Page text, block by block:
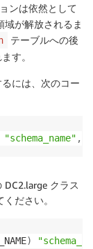
ンは依然として
域が解放されるま
テーブルへの後
す。
には、次のコー
"schema_name" ,
クラス
ださい。
)